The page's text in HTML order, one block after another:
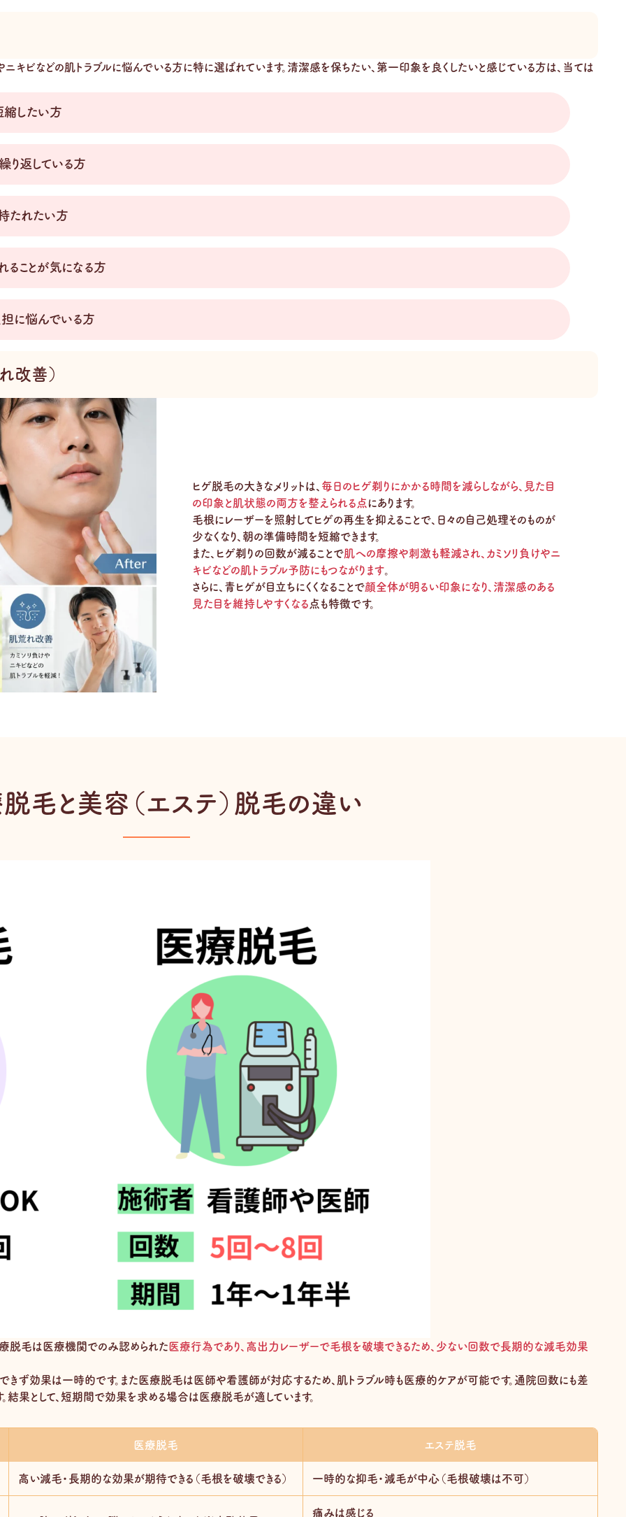
キビなどの肌トラブルに悩んでいる方に特に選ばれています。清潔感を保ちたい、第一印象を良くしたいと感じている方は、当ては
縮したい方
り返している方
たれたい方
ることが気になる方
に悩んでいる方
改善）
ヒゲ脱毛の大きなメリットは、 毎日のヒゲ剃りにかかる時間を減らしながら、見た目
の印象と肌状態の両方を整えられる点にあります。
毛根にレーザーを照射してヒゲの再生を抑えることで、日々の自己処理そのものが
少なくなり、朝の準備時間を短縮できます。
また、ヒゲ剃りの回数が減ることで肌への摩擦や刺激も軽減され、カミソリ負けやニ
キビなどの肌トラブル予防にもつながります。
さらに、青ヒゲが目立ちにくくなることで顔全体が明るい印象になり、清潔感のある
見た目を維持しやすくなる 点も特徴です。
毛と美容（エステ）脱毛の違い
療脱毛は医療機関でのみ認められた医療行為であり、高出力レーザーで毛根を破壊できるため、少ない回数で長期的な減毛効果
きず効果は一時的です。また医療脱毛は医師や看護師が対応するため、肌トラブル時も医療的ケアが可能です。通院回数にも差
果として、短期間で効果を求める場合は医療脱毛が適しています。
医療脱毛 エステ脱毛
高い減毛・長期的な効果が期待できる（毛根を破壊できる） 一時的な抑毛・減毛が中心（毛根破壊は不可）
痛みは感じる